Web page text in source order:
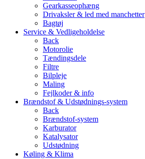
Gearkasseophæng
Drivaksler & led med manchetter
Bagtøj
Service & Vedligeholdelse
Back
Motorolie
Tændingsdele
Filtre
Bilpleje
Maling
Fejlkoder & info
Brændstof & Udstødnings-system
Back
Brændstof-system
Karburator
Katalysator
Udstødning
Køling & Klima